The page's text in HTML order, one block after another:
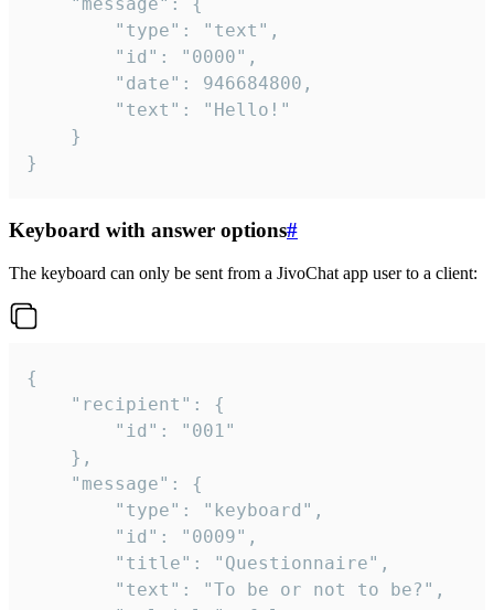
}
Keyboard with answer options#
The keyboard can only be sent from a JivoChat app user to a client:
{